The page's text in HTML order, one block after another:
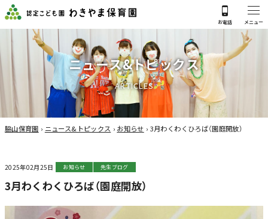
ニュース&トピックス
ARTICLES
脇山保育園 › ニュース&トピックス › お知らせ › 3月わくわくひろば（園庭開放）
2025年02月25日 お知らせ 先生ブログ
3月わくわくひろば（園庭開放）